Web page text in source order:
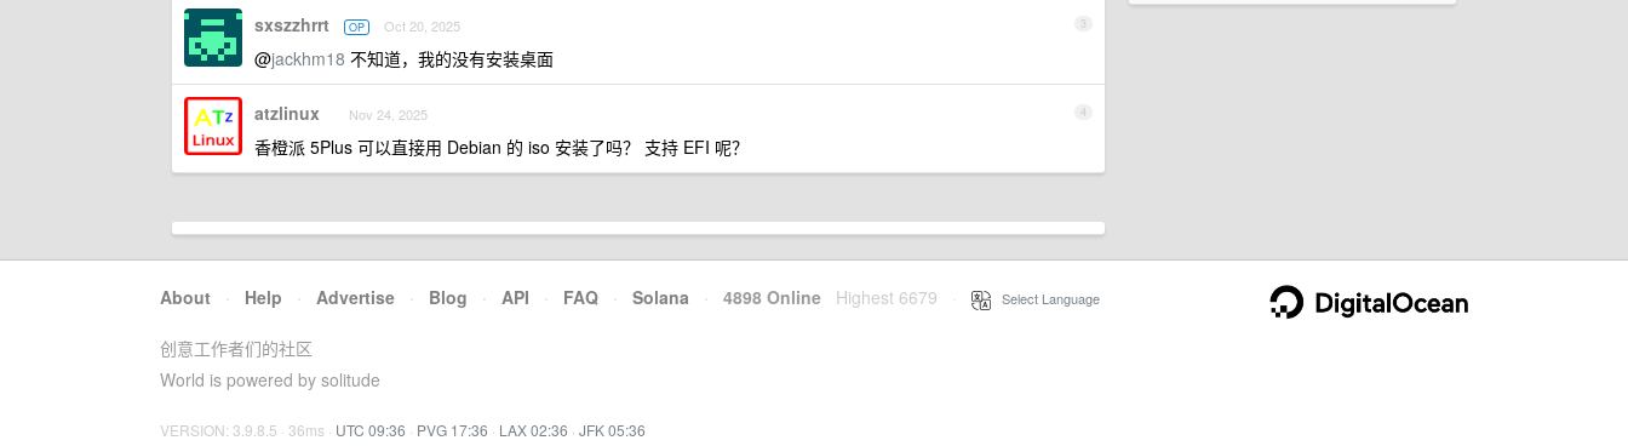
3
sxszzhrrt OP Oct 20, 2025
@jackhm18 不知道，我的没有安装桌面
4
atzlinux Nov 24, 2025
香橙派 5Plus 可以直接用 Debian 的 iso 安装了吗？ 支持 EFI 呢？
About · Help · Advertise · Blog · API · FAQ · Solana · 4898 Online Highest 6679 Select Language
创意工作者们的社区
World is powered by solitude
VERSION: 3.9.8.5 · 36ms · UTC 09:36 · PVG 17:36 · LAX 02:36 · JFK 05:36